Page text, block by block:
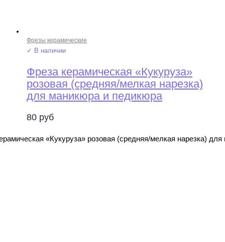
Фрезы керамические
✓ В наличии
Фреза керамическая «Кукуруза»
розовая (средняя/мелкая нарезка)
для маникюра и педикюра
80 руб
«Кукуруза» розовая (средняя/мелкая нарезка)